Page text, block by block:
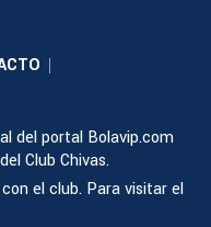
|
del portal Bolavip.com
Club Chivas.
el club. Para visitar el